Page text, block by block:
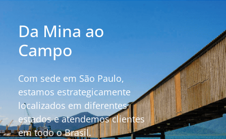
Da Mina ao
Campo
Com sede em São Paulo,
estamos estrategicamente
localizados em diferentes
estados e atendemos clientes
em todo o Brasil.